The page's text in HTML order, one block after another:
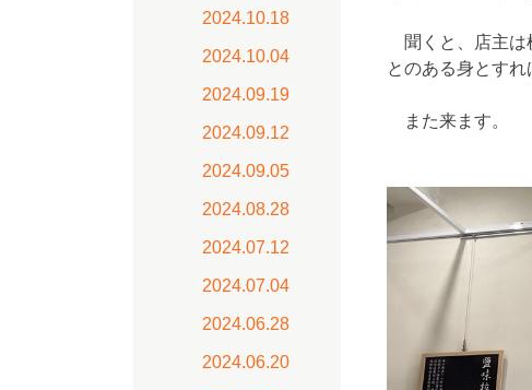
2024.10.18
2024.10.04
2024.09.19
2024.09.12
2024.09.05
2024.08.28
2024.07.12
2024.07.04
2024.06.28
2024.06.20
聞くと、店主は
とのある身とすれ
また来ます。